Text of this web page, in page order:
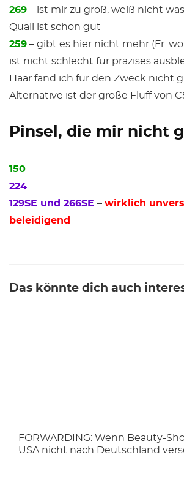
269 – ist mir zu groß, weiß nicht
Quali ist schon gut
259 – gibt es hier nicht mehr (Fr.
ist nicht schlecht für präzises
Haar fand ich für den Zweck nicht
Alternative ist der große Fluff von
Pinsel, die mir nicht
150
224
129SE und 266SE – wirklich
beleidigend
Das könnte dich auch
FORWARDING: Wenn Beauty-
USA nicht nach Deutschland